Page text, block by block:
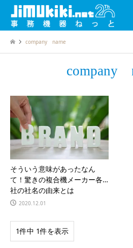
company name
company
そういう意味があったなん
て！驚きの複合機メーカー各
社の社名の由来とは
2020.12.01
1件中 1件を表示